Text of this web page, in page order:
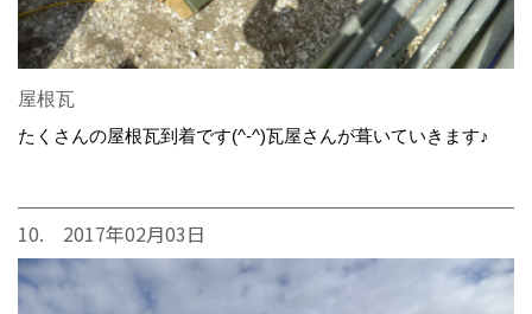
屋根瓦
たくさんの屋根瓦到着です(^-^)瓦屋さんが葺いていきます♪
10. 2017年02月03日